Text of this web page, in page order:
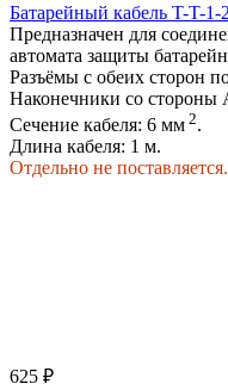
Батарейный кабель T-T-1-
Предназначен для
автомата защиты
Разъёмы с обеих сторон
Наконечники со
Сечение кабеля: 6 мм 2.
Длина кабеля: 1 м.
Отдельно не поставляется.
625 ₽